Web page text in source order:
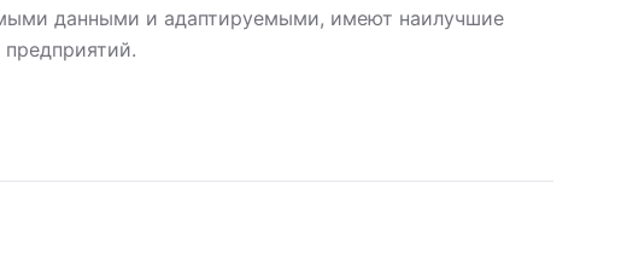
данными и адаптируемыми, имеют наилучшие